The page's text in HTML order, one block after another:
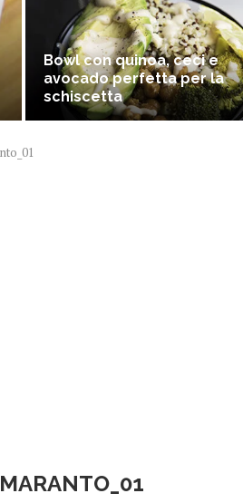
Bowl con quinoa, ceci e
avocado perfetta per la
schiscetta